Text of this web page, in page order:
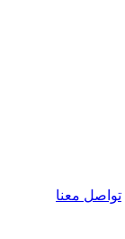
تواصل معنا